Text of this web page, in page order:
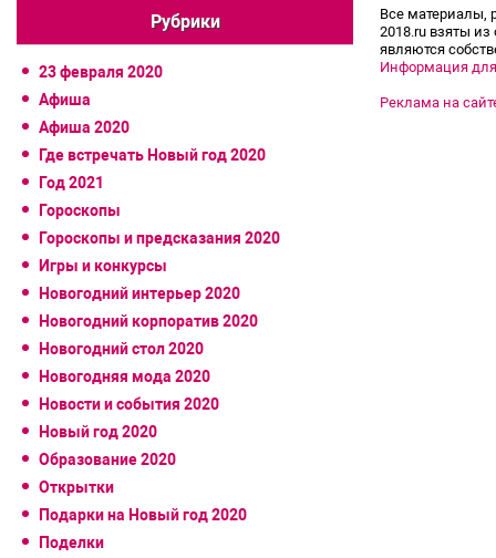
Рубрики
23 февраля 2020
Афиша
Афиша 2020
Где встречать Новый год 2020
Год 2021
Гороскопы
Гороскопы и предсказания 2020
Игры и конкурсы
Новогодний интерьер 2020
Новогодний корпоратив 2020
Новогодний стол 2020
Новогодняя мода 2020
Новости и события 2020
Новый год 2020
Образование 2020
Открытки
Подарки на Новый год 2020
Поделки
Все материалы,
2018.ru взяты
являются
Информация
Реклама на